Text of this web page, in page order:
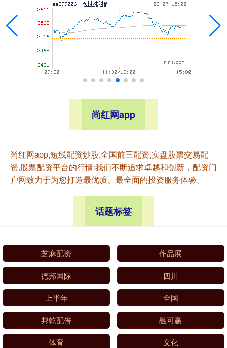
尚红网app
尚红网app,短线配资炒股,全国前三配资,实盘股票交易配
资,股票配资平台的行情:我们不断追求卓越和创新，配资门
户网致力于为您打造最优质、最全面的投资服务体验。
话题标签
芝麻配资 作品展
德邦国际 四川
上半年 全国
邦乾配倍 融可赢
体育 文化